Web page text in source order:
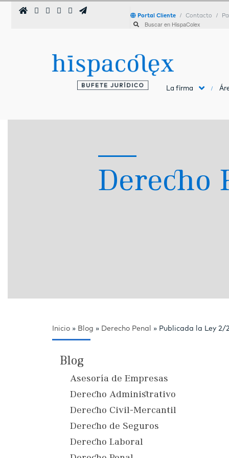
Portal Cliente Contacto
La firma
Derecho
Inicio » Blog » Derecho Penal » Publicada la Ley 2/
Blog
Asesoría de Empresas
Derecho Administrativo
Derecho Civil-Mercantil
Derecho de Seguros
Derecho Laboral